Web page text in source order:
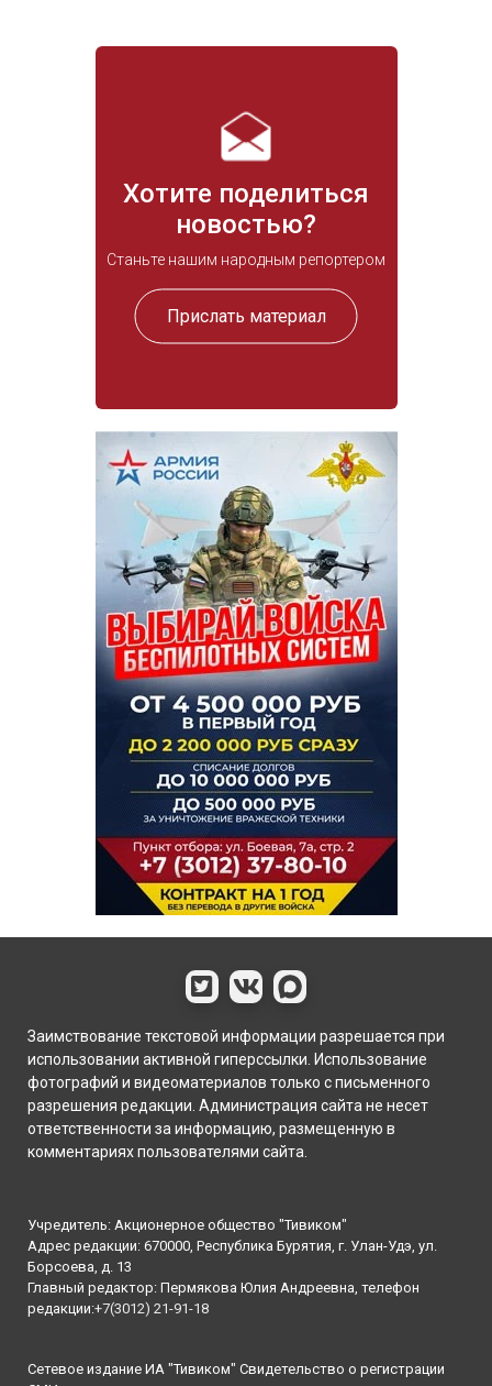
Хотите поделиться
новостью?
Станьте нашим народным репортером
Прислать материал
Заимствование текстовой информации разрешается при
использовании активной гиперссылки. Использование
фотографий и видеоматериалов только с письменного
разрешения редакции. Администрация сайта не несет
ответственности за информацию, размещенную в
комментариях пользователями сайта.
Учредитель: Акционерное общество "Тивиком"
Адрес редакции: 670000, Республика Бурятия, г. Улан-Удэ, ул.
Борсоева, д. 13
Главный редактор: Пермякова Юлия Андреевна, телефон
редакции:+7(3012) 21-91-18
Сетевое издание ИА "Тивиком" Свидетельство о регистрации